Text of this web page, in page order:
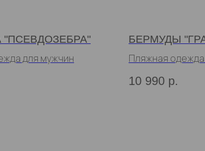
"ПСЕВДОЗЕБРА"
для мужчин
БЕРМУДЫ
Пляжная
10 990 р.